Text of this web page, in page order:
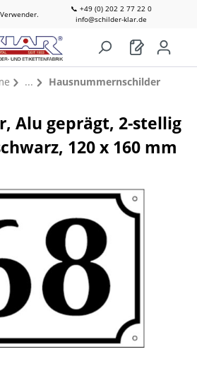
📞 +49 (0) 202 2 77 22 0
info@schilder-klar.de
Hausnummernschilder
Alu geprägt, 2-stellig
120 x 160 mm